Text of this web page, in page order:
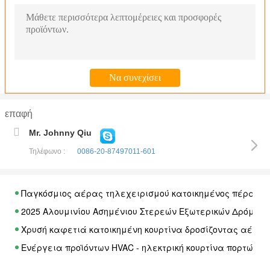
επαφή
Mr. Johnny Qiu
Τηλέφωνο : 0086-20-87497011-601
Παγκόσμιος αέρας τηλεχειρισμού κατοικημένος πέρα
2025 Αλουμινίου Ασημένιου Στερεών Εξωτερικών
Χρυσή καφετιά κατοικημένη κουρτίνα δροσίζοντας αέρα
Ενέργεια προϊόντων HVAC - ηλεκτρική κουρτίνα πορτών